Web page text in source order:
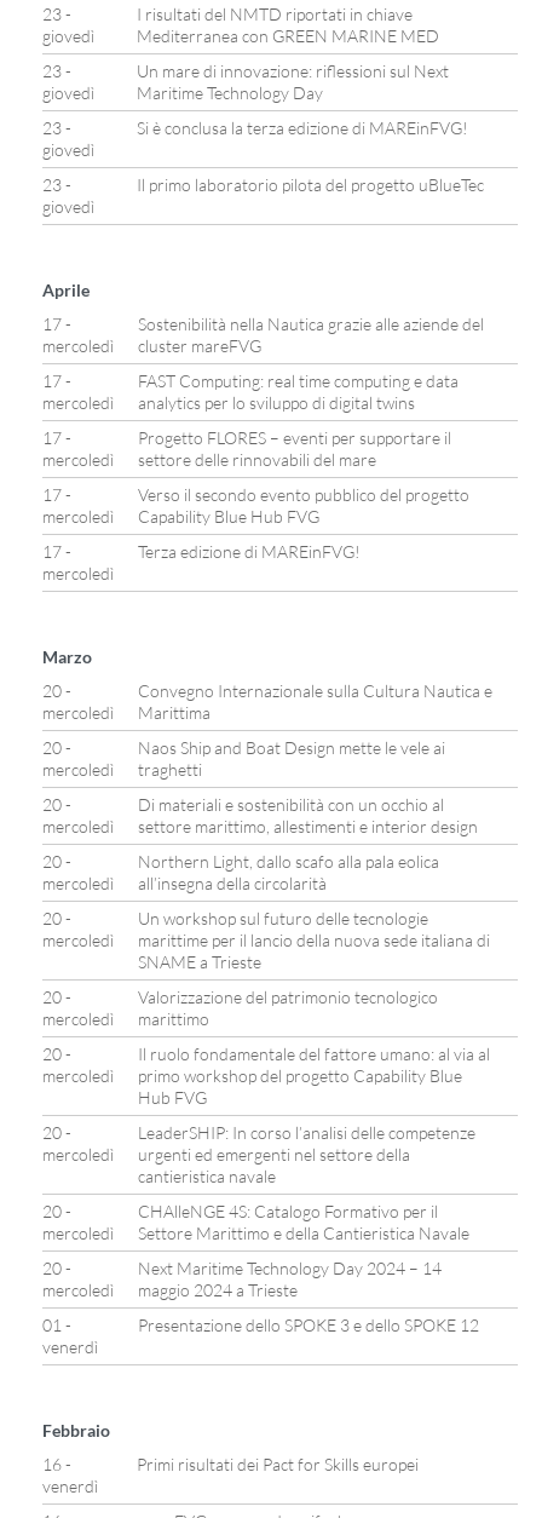
23 -
giovedì
I risultati del NMTD riportati in chiave
Mediterranea con GREEN MARINE MED
23 -
giovedì
Un mare di innovazione: riflessioni sul Next
Maritime Technology Day
23 -
giovedì
Si è conclusa la terza edizione di MAREinFVG!
23 -
giovedì
Il primo laboratorio pilota del progetto uBlueTec
Aprile
17 -
mercoledì
Sostenibilità nella Nautica grazie alle aziende del
cluster mareFVG
17 -
mercoledì
FAST Computing: real time computing e data
analytics per lo sviluppo di digital twins
17 -
mercoledì
Progetto FLORES – eventi per supportare il
settore delle rinnovabili del mare
17 -
mercoledì
Verso il secondo evento pubblico del progetto
Capability Blue Hub FVG
17 -
mercoledì
Terza edizione di MAREinFVG!
Marzo
20 -
mercoledì
Convegno Internazionale sulla Cultura Nautica e
Marittima
20 -
mercoledì
Naos Ship and Boat Design mette le vele ai
traghetti
20 -
mercoledì
Di materiali e sostenibilità con un occhio al
settore marittimo, allestimenti e interior design
20 -
mercoledì
Northern Light, dallo scafo alla pala eolica
all’insegna della circolarità
20 -
mercoledì
Un workshop sul futuro delle tecnologie
marittime per il lancio della nuova sede italiana di
SNAME a Trieste
20 -
mercoledì
Valorizzazione del patrimonio tecnologico
marittimo
20 -
mercoledì
Il ruolo fondamentale del fattore umano: al via al
primo workshop del progetto Capability Blue
Hub FVG
20 -
mercoledì
LeaderSHIP: In corso l’analisi delle competenze
urgenti ed emergenti nel settore della
cantieristica navale
20 -
mercoledì
CHAlleNGE 4S: Catalogo Formativo per il
Settore Marittimo e della Cantieristica Navale
20 -
mercoledì
Next Maritime Technology Day 2024 – 14
maggio 2024 a Trieste
01 -
venerdì
Presentazione dello SPOKE 3 e dello SPOKE 12
Febbraio
16 -
venerdì
Primi risultati dei Pact for Skills europei